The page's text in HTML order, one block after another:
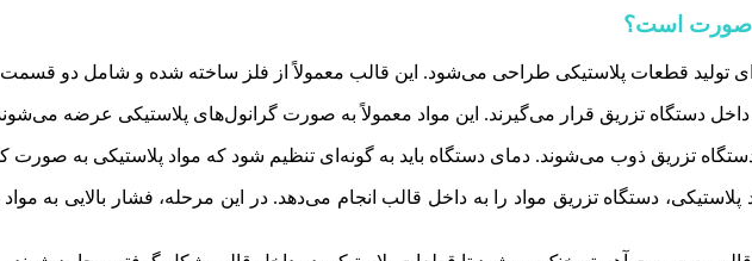
صورت است؟
تولید قطعات پلاستیکی طراحی می‌شود. این قالب معمولاً از فلز ساخته شده و شامل دو
داخل دستگاه تزریق قرار می‌گیرند. این مواد معمولاً به صورت گرانول‌های پلاستیکی عرضه
دستگاه تزریق ذوب می‌شوند. دمای دستگاه باید به گونه‌ای تنظیم شود که مواد پلاستیکی به
دستگاه تزریق مواد را به داخل قالب انجام می‌دهد. در این مرحله، فشار بالایی به